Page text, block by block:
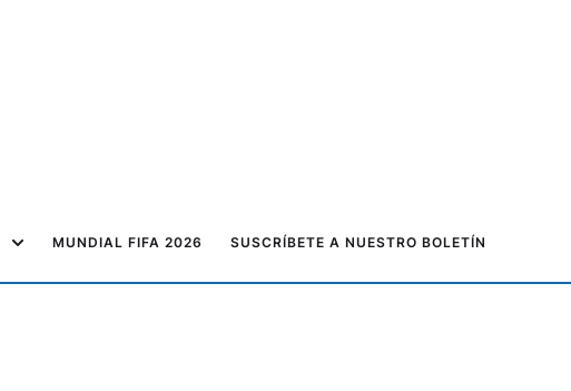
MUNDIAL FIFA 2026 SUSCRÍBETE A NUESTRO BOLETÍN